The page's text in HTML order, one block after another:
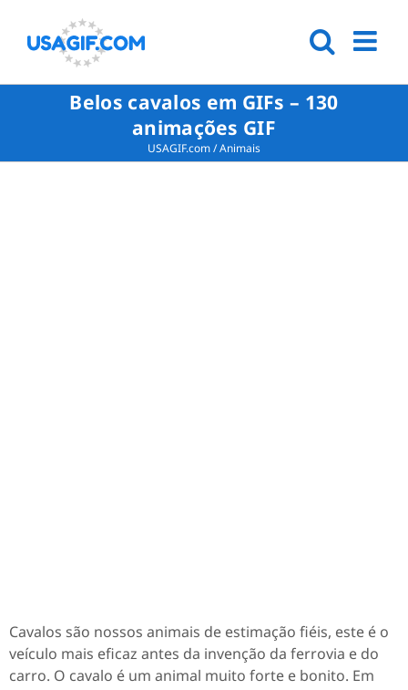
Belos cavalos em GIFs – 130
animações GIF
USAGIF.com/Animais
Cavalos são nossos animais de estimação fiéis, este é o
veículo mais eficaz antes da invenção da ferrovia e do
carro. O cavalo é um animal muito forte e bonito. Em